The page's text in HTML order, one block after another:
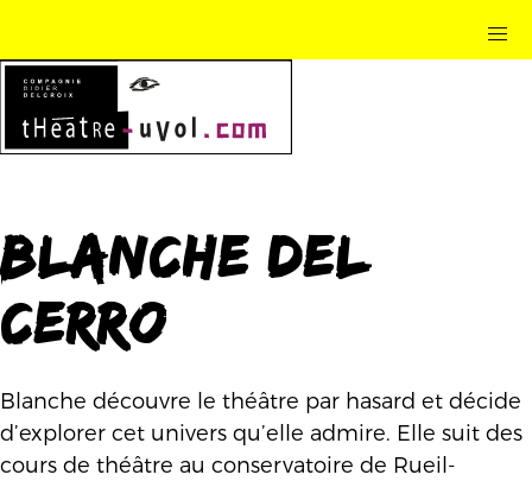
Blanche Del
Cerro
Blanche découvre le théâtre par hasard et décide
d’explorer cet univers qu’elle admire. Elle suit des
cours de théâtre au conservatoire de Rueil-